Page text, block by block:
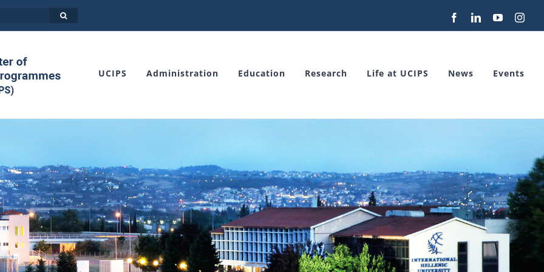
FacebookLinkedInYouTube
UCIPS Administration Education Research Life at UCIPS News Events